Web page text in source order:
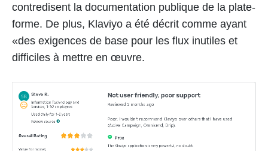
contredisent la documentation publique de la plate-
forme. De plus, Klaviyo a été décrit comme ayant
«des exigences de base pour les flux inutiles et
difficiles à mettre en œuvre.